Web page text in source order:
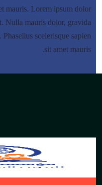
mauris. Lorem ipsum dolor
Nulla mauris dolor, gravida
scelerisque sapien
sit amet mauris.